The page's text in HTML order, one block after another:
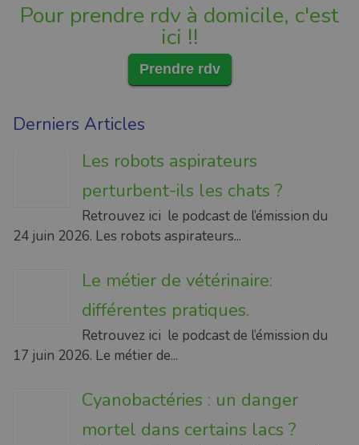
Pour prendre rdv à domicile, c'est
ici !!
Prendre rdv
Derniers Articles
Les robots aspirateurs
perturbent-ils les chats ?
Retrouvez ici le podcast de l’émission du
24 juin 2026. Les robots aspirateurs...
Le métier de vétérinaire:
différentes pratiques.
Retrouvez ici le podcast de l’émission du
17 juin 2026. Le métier de...
Cyanobactéries : un danger
mortel dans certains lacs ?